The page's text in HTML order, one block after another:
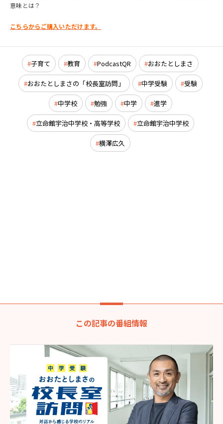
意味とは？
こちらからご購入いただけます。
子育て 教育 PodcastQR おおたとしまさ
おおたとしまさの「校長室訪問」 中学受験 受験
中学校 勉強 中学 進学
立命館宇治中学校・高等学校 立命館宇治中学校
横澤広久
この記事の番組情報